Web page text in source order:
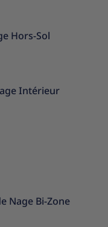
Hors-Sol
Intérieur
Nage Bi-Zone